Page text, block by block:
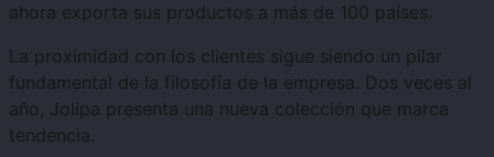
ahora exporta sus productos a más de 100 países.
La proximidad con los clientes sigue siendo un pilar
fundamental de la filosofía de la empresa. Dos veces al
año, Jolipa presenta una nueva colección que marca
tendencia.